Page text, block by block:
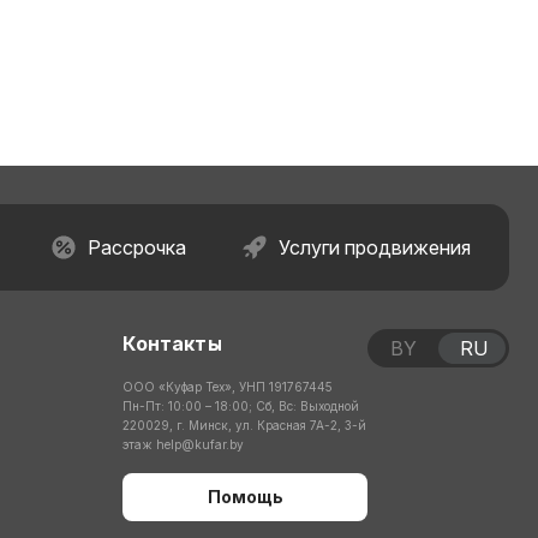
Рассрочка Услуги продвижения
Контакты
ООО «Куфар Тех», УНП 191767445
Пн-Пт: 10:00 – 18:00; Сб, Вс: Выходной
220029, г. Минск, ул. Красная 7А-2, 3-й
этаж help@kufar.by
Помощь
BY RU